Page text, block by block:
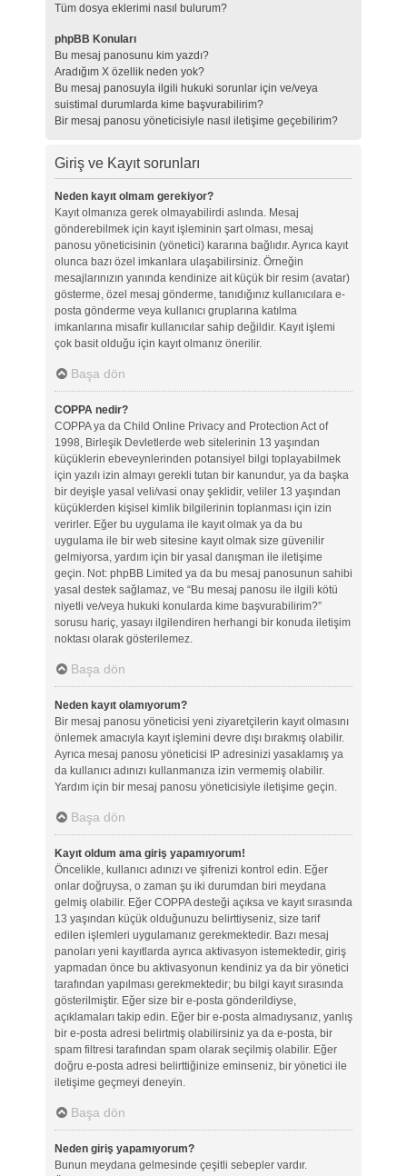
Tüm dosya eklerimi nasıl bulurum?
phpBB Konuları
Bu mesaj panosunu kim yazdı?
Aradığım X özellik neden yok?
Bu mesaj panosuyla ilgili hukuki sorunlar için ve/veya
suistimal durumlarda kime başvurabilirim?
Bir mesaj panosu yöneticisiyle nasıl iletişime geçebilirim?
Giriş ve Kayıt sorunları
Neden kayıt olmam gerekiyor?
Kayıt olmanıza gerek olmayabilirdi aslında. Mesaj
gönderebilmek için kayıt işleminin şart olması, mesaj
panosu yöneticisinin (yönetici) kararına bağlıdır. Ayrıca kayıt
olunca bazı özel imkanlara ulaşabilirsiniz. Örneğin
mesajlarınızın yanında kendinize ait küçük bir resim (avatar)
gösterme, özel mesaj gönderme, tanıdığınız kullanıcılara e-
posta gönderme veya kullanıcı gruplarına katılma
imkanlarına misafir kullanıcılar sahip değildir. Kayıt işlemi
çok basit olduğu için kayıt olmanız önerilir.
Başa dön
COPPA nedir?
COPPA ya da Child Online Privacy and Protection Act of
1998, Birleşik Devletlerde web sitelerinin 13 yaşından
küçüklerin ebeveynlerinden potansiyel bilgi toplayabilmek
için yazılı izin almayı gerekli tutan bir kanundur, ya da başka
bir deyişle yasal veli/vasi onay şeklidir, veliler 13 yaşından
küçüklerden kişisel kimlik bilgilerinin toplanması için izin
verirler. Eğer bu uygulama ile kayıt olmak ya da bu
uygulama ile bir web sitesine kayıt olmak size güvenilir
gelmiyorsa, yardım için bir yasal danışman ile iletişime
geçin. Not: phpBB Limited ya da bu mesaj panosunun sahibi
yasal destek sağlamaz, ve “Bu mesaj panosu ile ilgili kötü
niyetli ve/veya hukuki konularda kime başvurabilirim?”
sorusu hariç, yasayı ilgilendiren herhangi bir konuda iletişim
noktası olarak gösterilemez.
Başa dön
Neden kayıt olamıyorum?
Bir mesaj panosu yöneticisi yeni ziyaretçilerin kayıt olmasını
önlemek amacıyla kayıt işlemini devre dışı bırakmış olabilir.
Ayrıca mesaj panosu yöneticisi IP adresinizi yasaklamış ya
da kullanıcı adınızı kullanmanıza izin vermemiş olabilir.
Yardım için bir mesaj panosu yöneticisiyle iletişime geçin.
Başa dön
Kayıt oldum ama giriş yapamıyorum!
Öncelikle, kullanıcı adınızı ve şifrenizi kontrol edin. Eğer
onlar doğruysa, o zaman şu iki durumdan biri meydana
gelmiş olabilir. Eğer COPPA desteği açıksa ve kayıt sırasında
13 yaşından küçük olduğunuzu belirttiyseniz, size tarif
edilen işlemleri uygulamanız gerekmektedir. Bazı mesaj
panoları yeni kayıtlarda ayrıca aktivasyon istemektedir, giriş
yapmadan önce bu aktivasyonun kendiniz ya da bir yönetici
tarafından yapılması gerekmektedir; bu bilgi kayıt sırasında
gösterilmiştir. Eğer size bir e-posta gönderildiyse,
açıklamaları takip edin. Eğer bir e-posta almadıysanız, yanlış
bir e-posta adresi belirtmiş olabilirsiniz ya da e-posta, bir
spam filtresi tarafından spam olarak seçilmiş olabilir. Eğer
doğru e-posta adresi belirttiğinize eminseniz, bir yönetici ile
iletişime geçmeyi deneyin.
Başa dön
Neden giriş yapamıyorum?
Bunun meydana gelmesinde çeşitli sebepler vardır.